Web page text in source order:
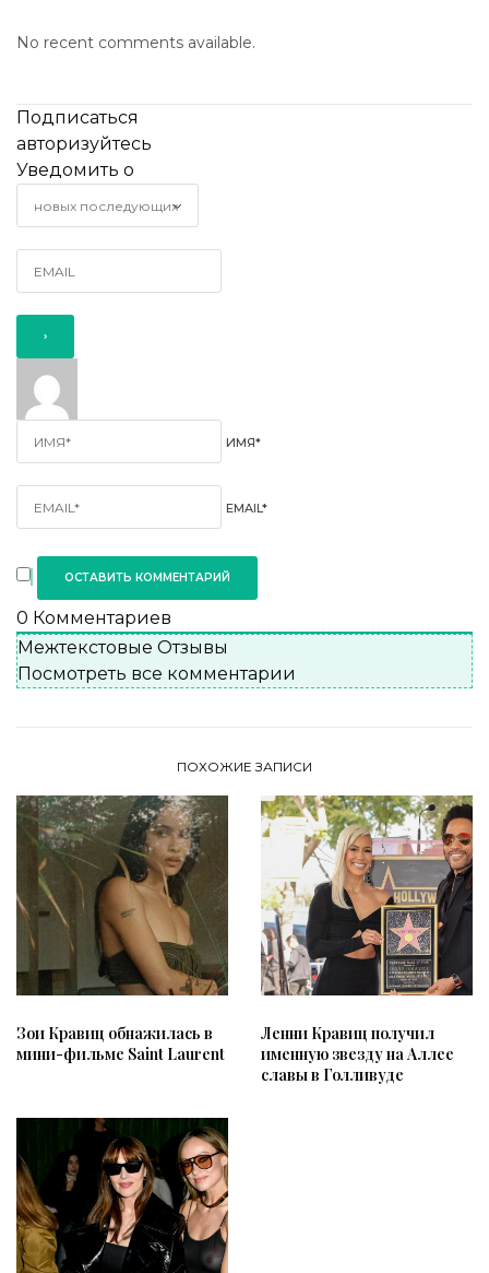
No recent comments available.
Подписаться
авторизуйтесь
Уведомить о
ИМЯ*
EMAIL*
0 Комментариев
Межтекстовые Отзывы
Посмотреть все комментарии
ПОХОЖИЕ ЗАПИСИ
Зои Кравиц обнажилась в
мини-фильме Saint Laurent
Ленни Кравиц получил
именную звезду на Аллее
славы в Голливуде